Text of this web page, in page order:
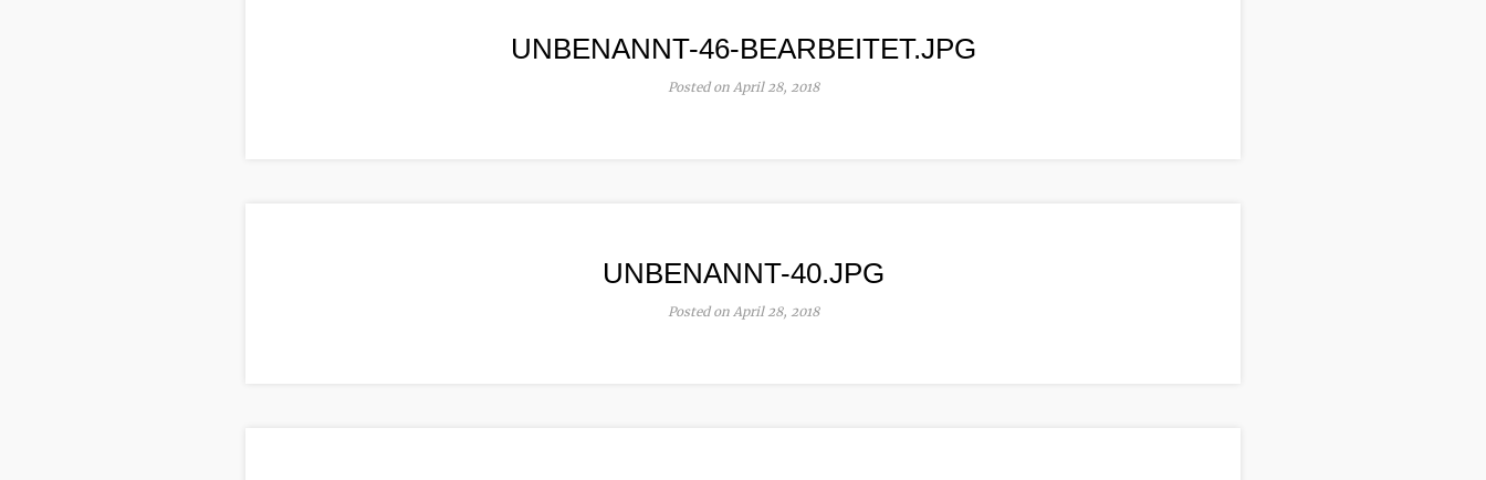
UNBENANNT-46-BEARBEITET.JPG
Posted on April 28, 2018
UNBENANNT-40.JPG
Posted on April 28, 2018